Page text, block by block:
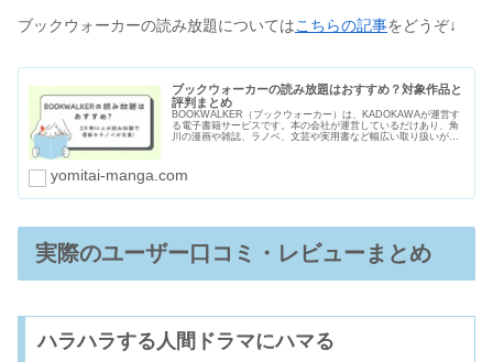
ブックウォーカーの読み放題についてはこちらの記事をどうぞ↓
ブックウォーカーの読み放題はおすすめ？対象作品と
評判まとめ
BOOKWALKER（ブックウォーカー）は、KADOKAWAが運営す
る電子書籍サービスです。本の会社が運営しているだけあり、角
川の漫画や雑誌、ラノベ、文芸や実用書など幅広い取り扱いがあ
yomitai-manga.com
実際のユーザー口コミ・レビューまとめ
ハラハラする人間ドラマにハマる